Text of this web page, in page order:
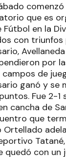
que es
en la
con triunfos
por
de
ganó y se
Fue 2-1
cancha de
que
Ortellado
quedó con un